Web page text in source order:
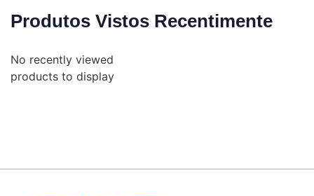
Produtos Vistos Recentimente
No recently viewed
products to display